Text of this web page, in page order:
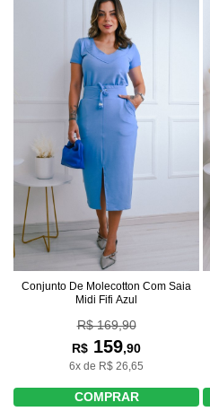
Conjunto De Molecotton Com Saia
Midi Fifi Azul
R$ 169,90
R$ 159,90
6x de R$ 26,65
COMPRAR